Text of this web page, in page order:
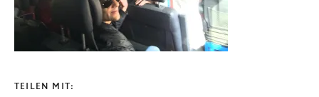
TEILEN MIT: